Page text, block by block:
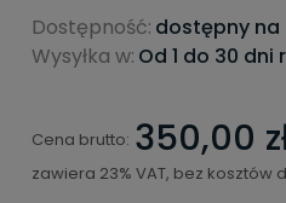
Dostępność: dostępny na
Wysyłka w: Od 1 do 30 dni
Cena brutto: 350,00
zawiera 23% VAT, bez kosztów